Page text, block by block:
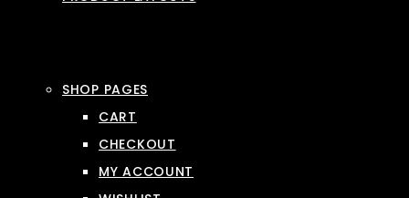
SHOP PAGES
CART
CHECKOUT
MY ACCOUNT